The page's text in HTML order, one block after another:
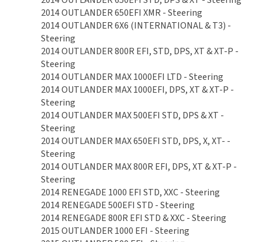
2014 OUTLANDER 650EFI XMR - Steering
2014 OUTLANDER 6X6 (INTERNATIONAL & T3) -
Steering
2014 OUTLANDER 800R EFI, STD, DPS, XT & XT-P -
Steering
2014 OUTLANDER MAX 1000EFI LTD - Steering
2014 OUTLANDER MAX 1000EFI, DPS, XT & XT-P -
Steering
2014 OUTLANDER MAX 500EFI STD, DPS & XT -
Steering
2014 OUTLANDER MAX 650EFI STD, DPS, X, XT- -
Steering
2014 OUTLANDER MAX 800R EFI, DPS, XT & XT-P -
Steering
2014 RENEGADE 1000 EFI STD, XXC - Steering
2014 RENEGADE 500EFI STD - Steering
2014 RENEGADE 800R EFI STD & XXC - Steering
2015 OUTLANDER 1000 EFI - Steering